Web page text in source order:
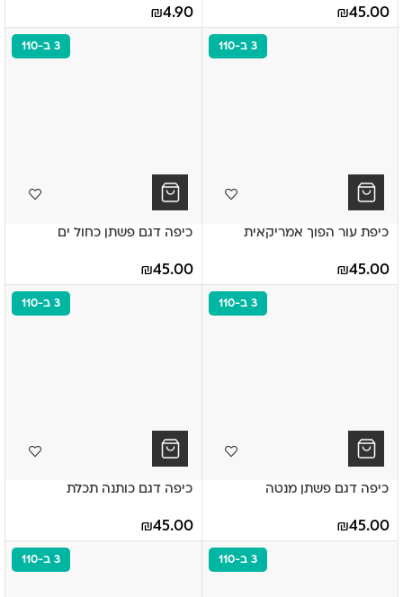
45.00
₪
4.90
₪
3 ב-110
כיפת עור הפוך אמריקאית
45.00
₪
3 ב-110
כיפה דגם פשתן כחול ים
45.00
₪
3 ב-110
כיפה דגם פשתן מנטה
45.00
₪
3 ב-110
כיפה דגם כותנה תכלת
45.00
₪
3 ב-110 3 ב-110